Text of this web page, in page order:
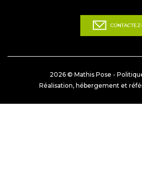
2026 © Mathis Pose -
Réalisation, hébergement et